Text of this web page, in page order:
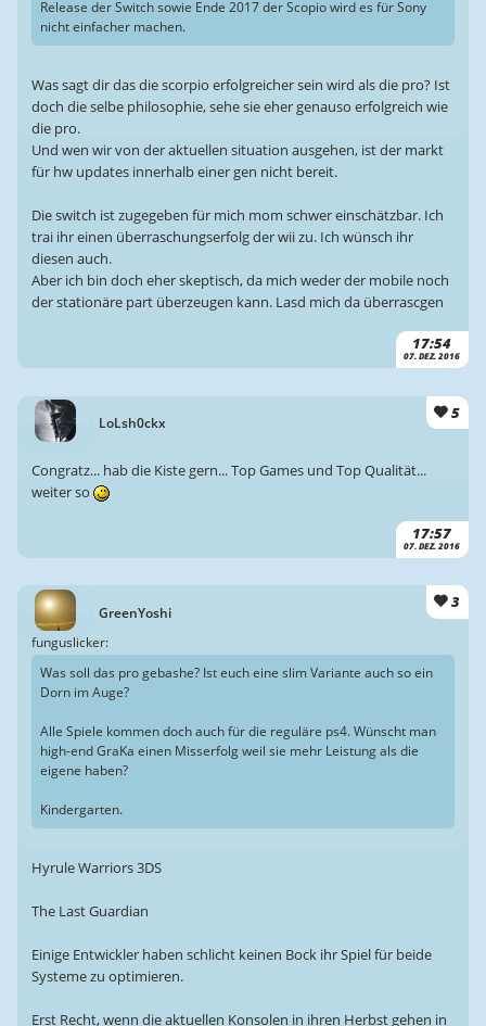
17:54
07. DEZ. 2016
Release der Switch sowie Ende 2017 der Scopio wird es für Sony
nicht einfacher machen.
Was sagt dir das die scorpio erfolgreicher sein wird als die pro? Ist
doch die selbe philosophie, sehe sie eher genauso erfolgreich wie
die pro.
Und wen wir von der aktuellen situation ausgehen, ist der markt
für hw updates innerhalb einer gen nicht bereit.
Die switch ist zugegeben für mich mom schwer einschätzbar. Ich
trai ihr einen überraschungserfolg der wii zu. Ich wünsch ihr
diesen auch.
Aber ich bin doch eher skeptisch, da mich weder der mobile noch
der stationäre part überzeugen kann. Lasd mich da überrascgen
LoLsh0ckx
5
17:57
07. DEZ. 2016
Congratz... hab die Kiste gern... Top Games und Top Qualität...
weiter so
GreenYoshi
3
funguslicker:
Was soll das pro gebashe? Ist euch eine slim Variante auch so ein
Dorn im Auge?
Alle Spiele kommen doch auch für die reguläre ps4. Wünscht man
high-end GraKa einen Misserfolg weil sie mehr Leistung als die
eigene haben?
Kindergarten.
Hyrule Warriors 3DS
The Last Guardian
Einige Entwickler haben schlicht keinen Bock ihr Spiel für beide
Systeme zu optimieren.
Erst Recht, wenn die aktuellen Konsolen in ihren Herbst gehen in